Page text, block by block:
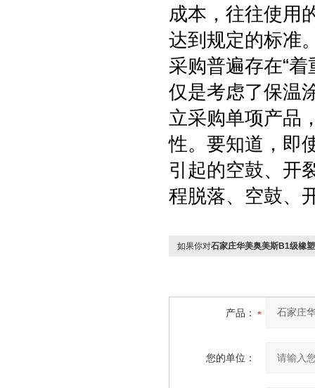
成本，往往使用
达到规定的标准
采购普遍存在“
仅是考虑了保温
立采购单项产品
性。要知道，即
引起的空鼓、开
程脱落、空鼓、
如果你对石家庄华美奥美斯B1级橡
产品：
您的单位：